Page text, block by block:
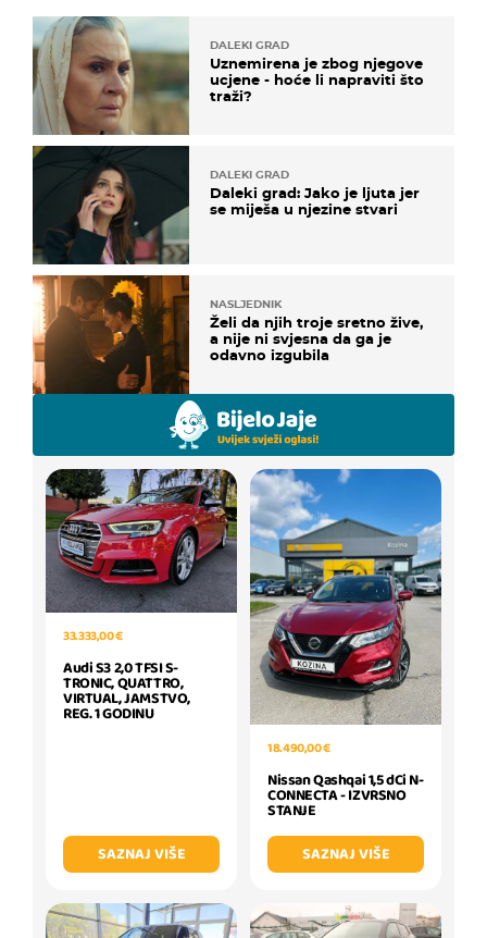
DALEKI GRAD
Uznemirena je zbog njegove
ucjene - hoće li napraviti što
traži?
DALEKI GRAD
Daleki grad: Jako je ljuta jer
se miješa u njezine stvari
NASLJEDNIK
Želi da njih troje sretno žive,
a nije ni svjesna da ga je
odavno izgubila
33.333,00 €
Audi S3 2,0 TFSI S-
TRONIC, QUATTRO,
VIRTUAL, JAMSTVO,
REG. 1 GODINU
SAZNAJ VIŠE
18.490,00 €
Nissan Qashqai 1,5 dCi N-
CONNECTA - IZVRSNO
STANJE
SAZNAJ VIŠE